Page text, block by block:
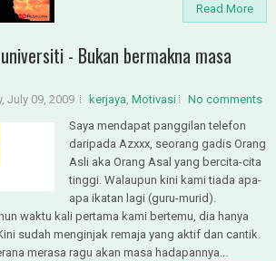
Read More
- Bukan bermakna masa
July 09, 2009 kerjaya, Motivasi
No comments
Saya mendapat panggilan telefon
daripada Azxxx, seorang gadis Orang
Asli aka Orang Asal yang bercita-cita
tinggi. Walaupun kini kami tiada apa-
apa ikatan lagi (guru-murid).
waktu kali pertama kami bertemu, dia hanya
sudah menginjak remaja yang aktif dan cantik.
merasa ragu akan masa hadapannya...